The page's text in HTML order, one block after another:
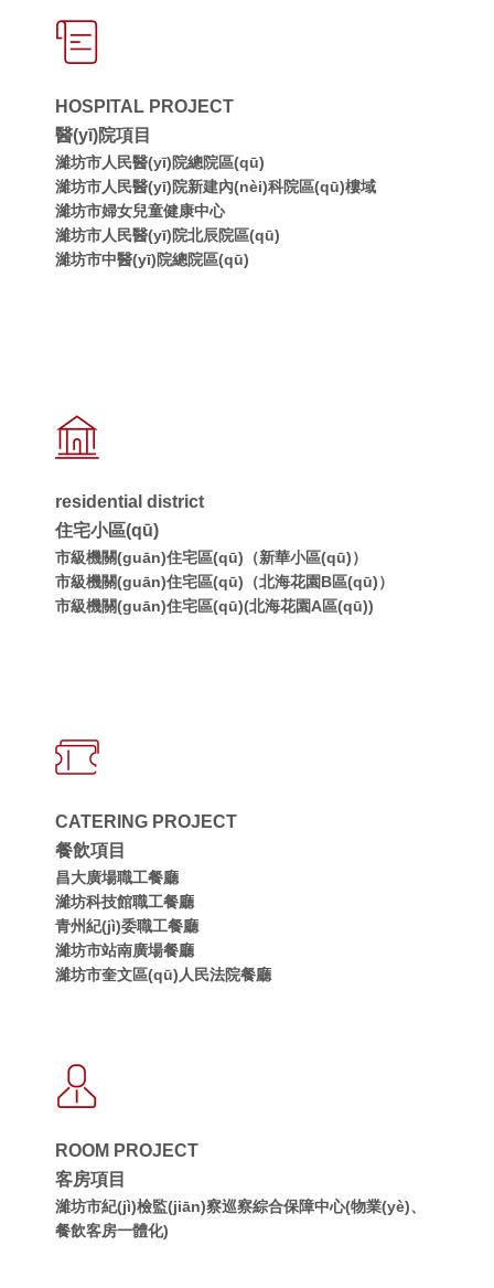
HOSPITAL PROJECT
醫(yī)院項目
濰坊市人民醫(yī)院總院區(qū)
濰坊市人民醫(yī)院新建內(nèi)科院區(qū)樓域
濰坊市婦女兒童健康中心
濰坊市人民醫(yī)院北辰院區(qū)
濰坊市中醫(yī)院總院區(qū)
residential district
住宅小區(qū)
市級機關(guān)住宅區(qū)（新華小區(qū)）
市級機關(guān)住宅區(qū)（北海花園B區(qū)）
市級機關(guān)住宅區(qū)(北海花園A區(qū))
CATERING PROJECT
餐飲項目
昌大廣場職工餐廳
濰坊科技館職工餐廳
青州紀(jì)委職工餐廳
濰坊市站南廣場餐廳
濰坊市奎文區(qū)人民法院餐廳
ROOM PROJECT
客房項目
濰坊市紀(jì)檢監(jiān)察巡察綜合保障中心(物業(yè)、
餐飲客房一體化)